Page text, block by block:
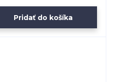
Pridať do košíka